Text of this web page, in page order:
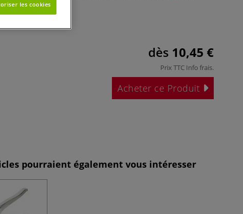
dès 10,45 €
Prix TTC Info frais.
Acheter ce Produit
pourraient également vous intéresser
les cookies